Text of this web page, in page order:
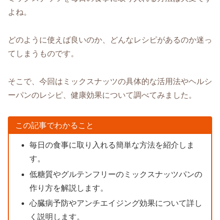
よね。
どのように使えば良いのか、どんなレシピがあるのか迷っ
てしまうものです。
そこで、今回はミックスナッツの具体的な活用法やヘルシ
ーパンのレシピ、健康効果について調べてみました。
この記事でわかること
毎日の食事に取り入れる簡単な方法を紹介しま
す。
低糖質やグルテンフリーのミックスナッツパンの
作り方を解説します。
心臓病予防やアンチエイジング効果について詳し
く説明します。